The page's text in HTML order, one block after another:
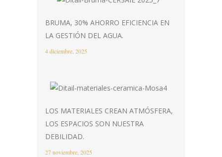
BRUMA, 30% AHORRO EFICIENCIA EN
LA GESTIÓN DEL AGUA.
4 diciembre, 2025
LOS MATERIALES CREAN ATMÓSFERA,
LOS ESPACIOS SON NUESTRA
DEBILIDAD.
27 noviembre, 2025